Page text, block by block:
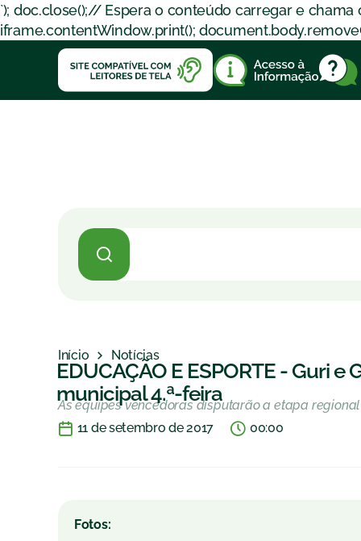
`); doc.close();// Espera o conteúdo carregar e
iframe.contentWindow.print();
Início Notícias
EDUCAÇÃO E ESPORTE - Guri
municipal 4.ª-feira
As equipes vencedoras disputarão a etapa
11 de setembro de 2017
00:00
Fotos: